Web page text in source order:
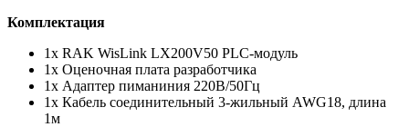
Комплектация
1х RAK WisLink LX200V50 PLC-модуль
1х Оценочная плата разработчика
1х Адаптер пиманиния 220В/50Гц
1х Кабель соединительный 3-жильный AWG18, длина
1м